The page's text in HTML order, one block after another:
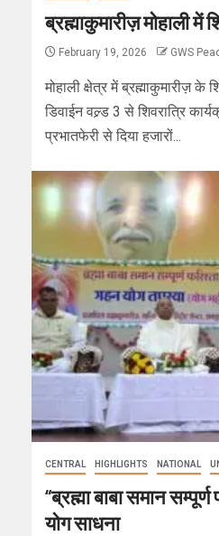
ब्रह्माकुमारीज़ मोहाली में
February 19, 2026 GWS
मोहाली क्षेत्र में ब्रह्माकुमारीज़ के
डिवाईन वल्र्ड 3 से शिवरात्रि
प्रभातफेरी से दिया हजारों...
CENTRAL HIGHLIGHTS NATIONAL
“ब्रह्मा बाबा समान
योग साधना